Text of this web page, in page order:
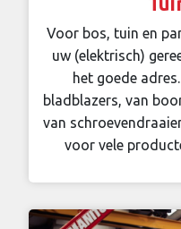
Voor bos, tuin en
uw (elektrisch)
het goede
bladblazers, van
van
voor vele